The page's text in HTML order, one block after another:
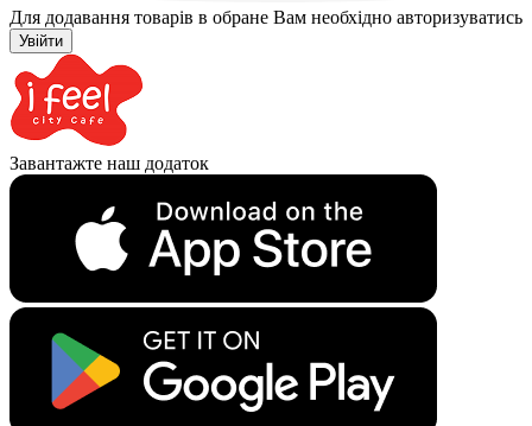
Для додавання товарів в обране Вам необхідно авторизуватись
Увійти
Завантажте наш додаток